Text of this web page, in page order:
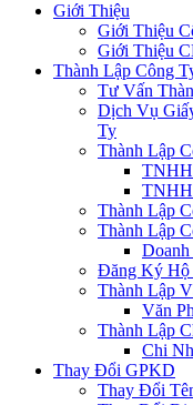
Giới Thiệu
Giới Thiệu
Giới Thiệu
Thành Lập Công
Tư Vấn
Dịch Vụ
Ty
Thành Lập
TNHH
TNHH
Thành Lập
Thành Lập
Đăng Ký Hộ
Thành Lập
Văn
Thành Lập
Chi
Thay Đổi GPKD
Thay Đổi